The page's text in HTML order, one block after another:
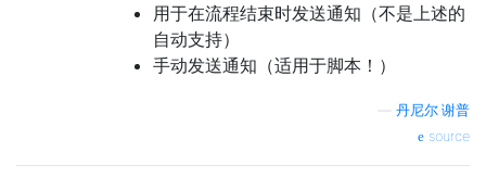
用于在流程结束时发送通知（不是上述的
自动支持）
手动发送通知（适用于脚本！）
丹尼尔·谢普
source